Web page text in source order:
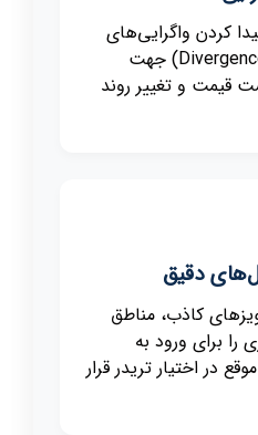
کردن واگرایی‌های
معمولی و مخفی (Divergences) جهت
قیمت و تغییر روند
دقیق
کاذب، مناطق
برای ورود به
در اختیار تریدر قرار